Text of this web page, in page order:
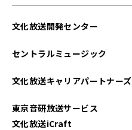
文化放送開発センター
セントラルミュージック
文化放送キャリアパートナーズ
東京音研放送サービス
文化放送iCraft